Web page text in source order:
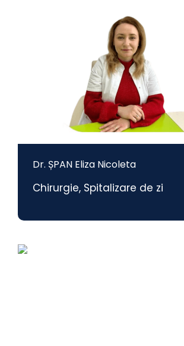
Dr. ȘPAN Eliza Nicoleta
Chirurgie, Spitalizare de zi